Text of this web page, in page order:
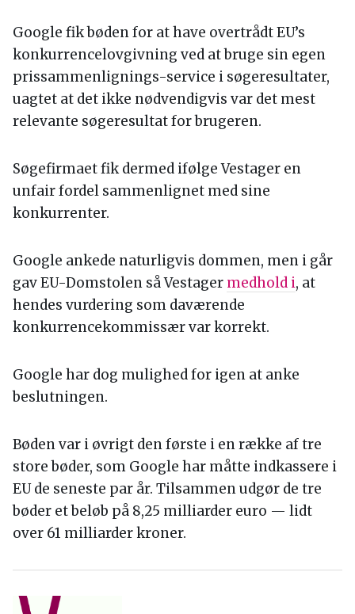
Google fik bøden for at have overtrådt EU’s
konkurrencelovgivning ved at bruge sin egen
prissammenlignings-service i søgeresultater,
uagtet at det ikke nødvendigvis var det mest
relevante søgeresultat for brugeren.
Søgefirmaet fik dermed ifølge Vestager en
unfair fordel sammenlignet med sine
konkurrenter.
Google ankede naturligvis dommen, men i går
gav EU-Domstolen så Vestager medhold i, at
hendes vurdering som daværende
konkurrencekommissær var korrekt.
Google har dog mulighed for igen at anke
beslutningen.
Bøden var i øvrigt den første i en række af tre
store bøder, som Google har måtte indkassere i
EU de seneste par år. Tilsammen udgør de tre
bøder et beløb på 8,25 milliarder euro — lidt
over 61 milliarder kroner.